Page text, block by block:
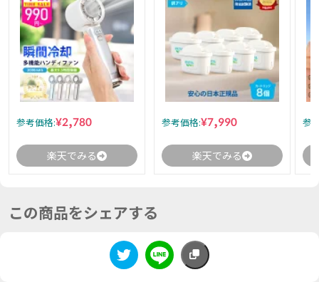
参考価格:¥2,780
楽天でみる
参考価格:¥7,990
楽天でみる
参
この商品をシェアする